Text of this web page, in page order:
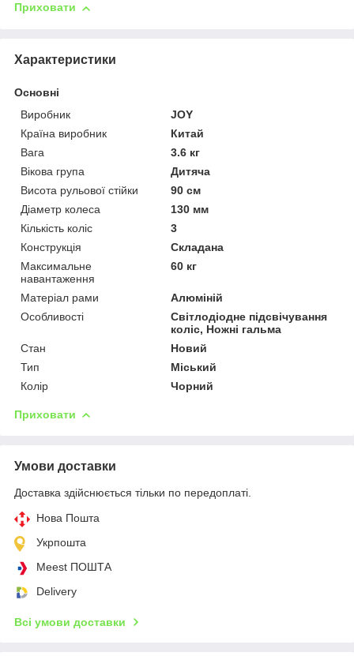
Приховати
Характеристики
Основні
Виробник
JOY
Країна виробник
Китай
Вага
3.6 кг
Вікова група
Дитяча
Висота рульової стійки
90 см
Діаметр колеса
130 мм
Кількість коліс
3
Конструкція
Складана
Максимальне
навантаження
60 кг
Матеріал рами
Алюміній
Особливості
Світлодіодне підсвічування
коліс, Ножні гальма
Стан
Новий
Тип
Міський
Колір
Чорний
Приховати
Умови доставки
Доставка здійснюється тільки по передоплаті.
Нова Пошта
Укрпошта
Meest ПОШТА
Delivery
Всі умови доставки